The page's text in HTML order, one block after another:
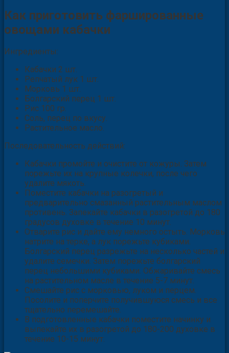
Как приготовить фаршированные
овощами кабачки
Ингредиенты:
Кабачки 2 шт.
Репчатый лук 1 шт.
Морковь 1 шт.
Болгарский перец 1 шт.
Рис 100 гр.
Соль, перец по вкусу.
Растительное масло.
Последовательность действий:
Кабачки промойте и очистите от кожуры. Затем
порежьте их на крупные колечки, после чего
удалите мякоть.
Поместите кабачки на разогретый и
предварительно смазанный растительным маслом
противень. Запекайте кабачки в разогретой до 180
градусов духовке в течение 10 минут.
Отварите рис и дайте ему немного остыть. Морковь
натрите на терке, а лук порежьте кубиками.
Болгарский перец разрежьте на несколько частей и
удалите семечки. Затем порежьте болгарский
перец небольшими кубиками. Обжаривайте смесь
на растительном масле в течение 5-7 минут.
Смешайте рис с морковью, луком и перцем.
Посолите и поперчите получившуюся смесь и все
тщательно перемешайте.
В подготовленные кабачки поместите начинку и
выпекайте их в разогретой до 180-200 духовке в
течение 10-15 минут.